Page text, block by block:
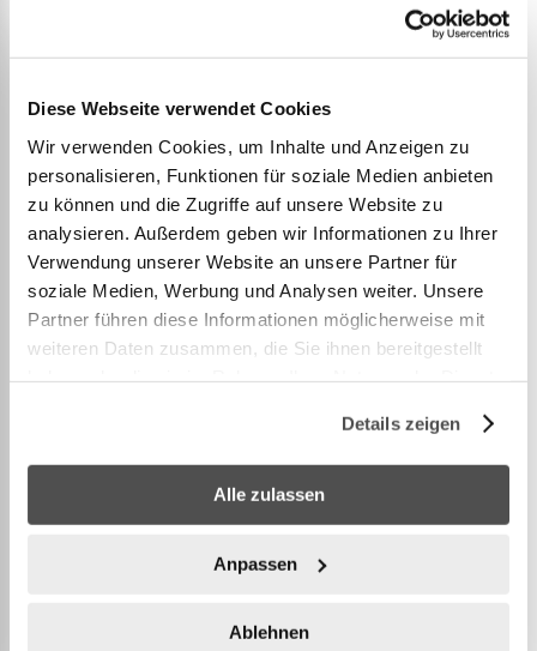
Diese Webseite verwendet Cookies
Wir verwenden Cookies, um Inhalte und Anzeigen zu
personalisieren, Funktionen für soziale Medien anbieten
zu können und die Zugriffe auf unsere Website zu
analysieren. Außerdem geben wir Informationen zu Ihrer
Verwendung unserer Website an unsere Partner für
soziale Medien, Werbung und Analysen weiter. Unsere
Partner führen diese Informationen möglicherweise mit
weiteren Daten zusammen, die Sie ihnen bereitgestellt
Details zeigen
Alle zulassen
Anpassen
Ablehnen
Metall‑auf‑Metall‑Kontakt; der durchstichfeste,
dehnfester und 15% reisfester als Standard‑PVC.
40-MINUTEN-AUFBAU: Rahmen und Liner lassen
sich mit 2–3 Personen leicht aufbauen; für die
Einlagerung ausserhalb der Saison lässt sich der...
Mehr anzeigen